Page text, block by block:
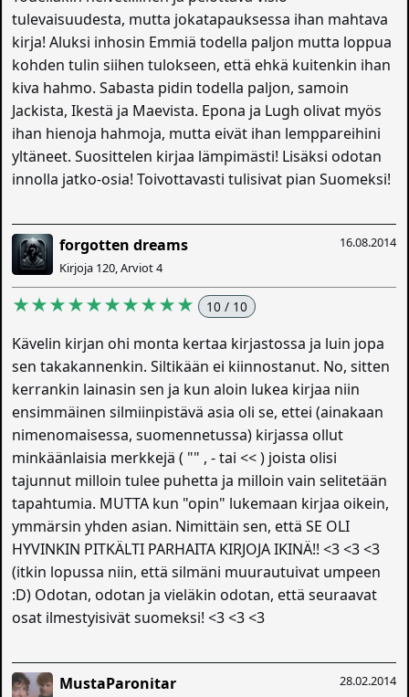
tulevaisuudesta, mutta jokatapauksessa ihan mahtava
kirja! Aluksi inhosin Emmiä todella paljon mutta loppua
kohden tulin siihen tulokseen, että ehkä kuitenkin ihan
kiva hahmo. Sabasta pidin todella paljon, samoin
Jackista, Ikestä ja Maevista. Epona ja Lugh olivat myös
ihan hienoja hahmoja, mutta eivät ihan lemppareihini
yltäneet. Suosittelen kirjaa lämpimästi! Lisäksi odotan
innolla jatko-osia! Toivottavasti tulisivat pian Suomeksi!
16.08.2014
forgotten dreams
Kirjoja 120, Arviot 4
★★★★★★★★★★ 10 / 10
Kävelin kirjan ohi monta kertaa kirjastossa ja luin jopa
sen takakannenkin. Siltikään ei kiinnostanut. No, sitten
kerrankin lainasin sen ja kun aloin lukea kirjaa niin
ensimmäinen silmiinpistävä asia oli se, ettei (ainakaan
nimenomaisessa, suomennetussa) kirjassa ollut
minkäänlaisia merkkejä ( "" , - tai << ) joista olisi
tajunnut milloin tulee puhetta ja milloin vain selitetään
tapahtumia. MUTTA kun "opin" lukemaan kirjaa oikein,
ymmärsin yhden asian. Nimittäin sen, että SE OLI
HYVINKIN PITKÄLTI PARHAITA KIRJOJA IKINÄ!! <3 <3 <3
(itkin lopussa niin, että silmäni muurautuivat umpeen
:D) Odotan, odotan ja vieläkin odotan, että seuraavat
osat ilmestyisivät suomeksi! <3 <3 <3
28.02.2014
MustaParonitar